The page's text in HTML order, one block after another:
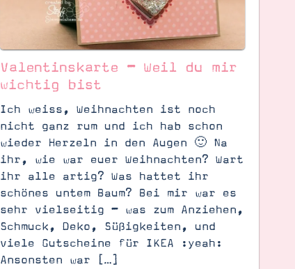
Valentinskarte – Weil du mir
wichtig bist
Ich weiss, Weihnachten ist noch
nicht ganz rum und ich hab schon
wieder Herzeln in den Augen 🙂 Na
ihr, wie war euer Weihnachten? Wart
ihr alle artig? Was hattet ihr
schönes untem Baum? Bei mir war es
sehr vielseitig – was zum Anziehen,
Schmuck, Deko, Süßigkeiten, und
viele Gutscheine für IKEA :yeah:
Ansonsten war […]